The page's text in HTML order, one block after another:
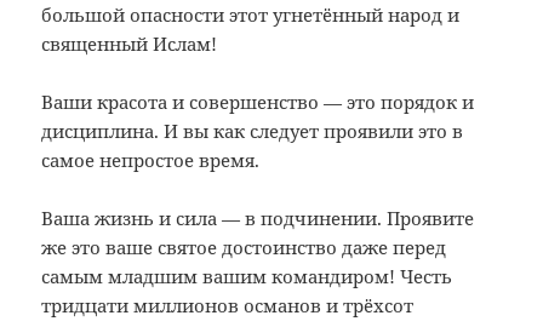
большой опасности этот угнетённый народ и
священный Ислам!
Ваши красота и совершенство — это порядок и
дисциплина. И вы как следует проявили это в
самое непростое время.
Ваша жизнь и сила — в подчинении. Проявите
же это ваше святое достоинство даже перед
самым младшим вашим командиром! Честь
тридцати миллионов османов и трёхсот